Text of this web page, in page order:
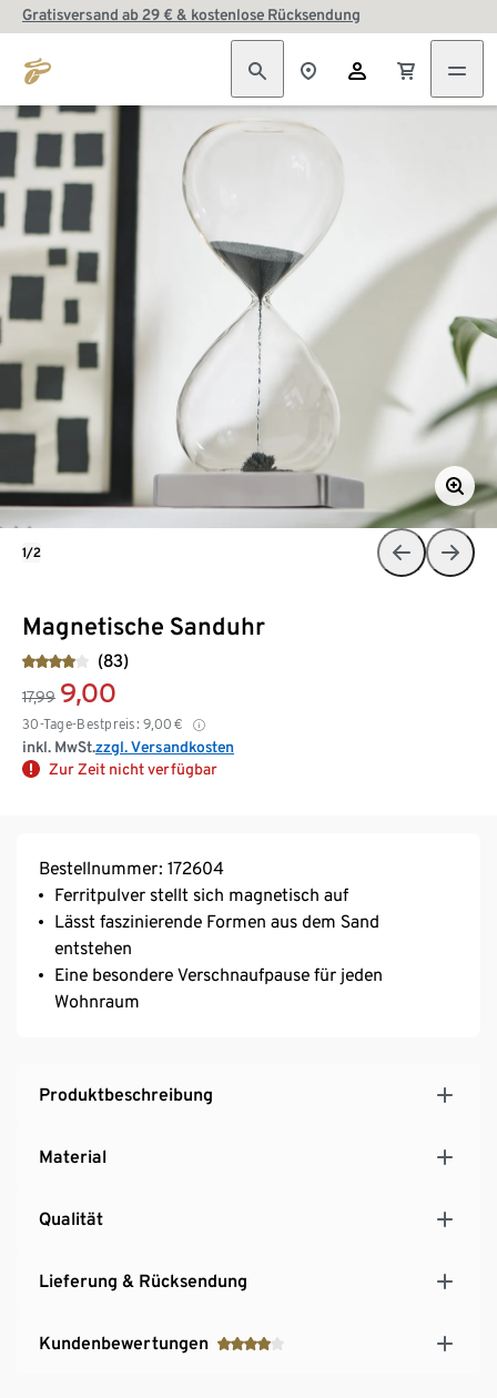
Gratisversand ab 29 € & kostenlose Rücksendung
Magnetische Sanduhr
(83)
17,99 9,00
30-Tage-Bestpreis: 9,00 €
inkl. MwSt.zzgl. Versandkosten
Zur Zeit nicht verfügbar
1/2
Bestellnummer: 172604
Ferritpulver stellt sich magnetisch auf
Lässt faszinierende Formen aus dem Sand
entstehen
Eine besondere Verschnaufpause für jeden
Wohnraum
Produktbeschreibung
Material
Qualität
Lieferung & Rücksendung
Kundenbewertungen